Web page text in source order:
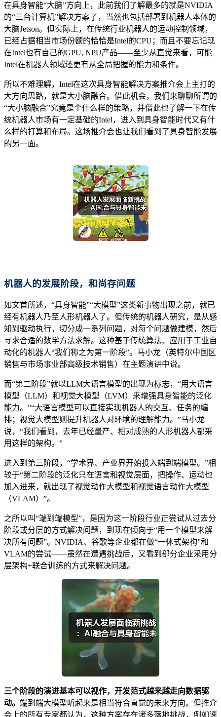
在具身智能“大脑”方向上，此前我们了解最多的就是NVIDIA
的“三台计算机”解决方案了，当然也包括部署到机器人本体的
大脑Jetson。但实际上，在传统行业机器人的运动控制领域，
已经占据相当市场份额的恰恰是Intel的CPU；而且不要忘记现
在Intel也有自己的GPU, NPU产品——至少从直觉来看，可能
Intel在机器人领域还更有从全局把握的能力和条件。
所以不难理解，Intel在这次具身智能解决方案推介会上主打的
大方向思路，就是大小脑融合。借此机会，我们来聊聊所谓的
“大小脑融合”究竟是个什么样的策略，并借此也了解一下在传
统机器人市场有一定基础的Intel，进入到具身智能时代又有什
么样的打算和布局。这场推介会也让我们看到了具身智能发展
的另一面。
机器人的发展阶段，和尚存问题
如文首所述，“具身智能”“大模型”这类新事物出现之前，就已
经有机器人乃至人形机器人了。但传统的机器人研究，是从感
知到驱动执行，切分成一系列问题，对每个问题做建模，然后
寻求合适的数学方法求解。这种基于传统算法、应用于工业自
动化的机器人“我们称之为第一阶段”。马小龙（英特尔中国区
销售与市场事业部高级技术销售）在主题演讲中说。
而“第二阶段”就以LLM大语言模型的出现为标志，“用大语言
模型（LLM）和视觉大模型（LVM）来增强具身智能的泛化
能力。”“大语言模型可以直接实现机器人的交互、任务的编
排；视觉大模型则提升机器人对环境的理解能力。”马小龙
说，“我们看到，去年已经量产、相对成熟的人形机器人都采
用这样的架构。”
进入到第三阶段，“学术界、产业界开始投入端到端模型。”相
较于“第二阶段的泛化只在语言和视觉层面，把操作、运动也
加入进来，就出现了视觉动作大模型和视觉语言动作大模型
（VLAM）”。
之所以叫“端到端模型”，是因为这一阶段行业正尝试从过去分
阶段或分层的方式解决问题，到现在倾向于“用一个模型来解
决所有问题”。NVIDIA、谷歌等企业都在做“一体式架构”和
VLAM的尝试——虽然在遭遇挑战后，又看到部分企业采用分
层架构+联合训练的方式来解决问题。
三个阶段的演进基本可以视作，开发范式越来越走向数据驱
动。 端到端大模型听起来是相当符合直觉的未来方向。但推介
会上的所有专家都认为，这种方案存在诸多落地挑战，例如速